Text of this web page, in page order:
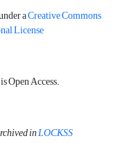
aCreative Commons
License
is Open Access.
inLOCKSS